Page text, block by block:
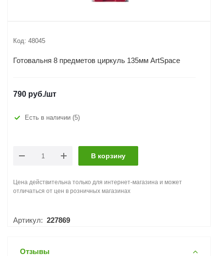
Код: 48045
Готовальня 8 предметов циркуль 135мм ArtSpace
790 руб./шт
Есть в наличии (5)
В корзину
Цена действительна только для интернет-магазина и может
отличаться от цен в розничных магазинах
Артикул: 227869
Отзывы